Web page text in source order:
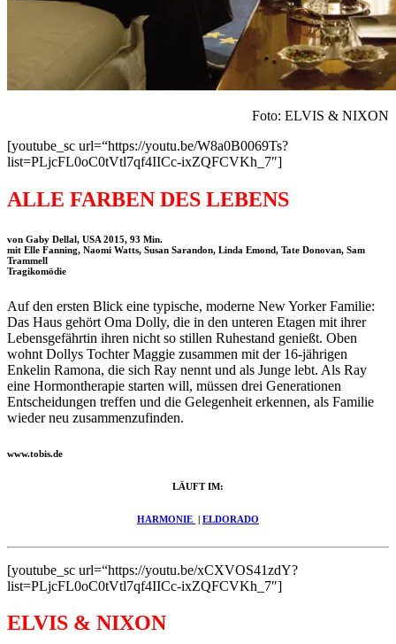
Foto: ELVIS & NIXON
[youtube_sc url=“https://youtu.be/W8a0B0069Ts?
list=PLjcFL0oC0tVtl7qf4IICc-ixZQFCVKh_7″]
ALLE FARBEN DES LEBENS
von Gaby Dellal, USA 2015, 93 Min.
mit Elle Fanning, Naomi Watts, Susan Sarandon, Linda Emond, Tate Donovan, Sam
Trammell
Tragikomödie
Auf den ersten Blick eine typische, moderne New Yorker Familie:
Das Haus gehört Oma Dolly, die in den unteren Etagen mit ihrer
Lebensgefährtin ihren nicht so stillen Ruhestand genießt. Oben
wohnt Dollys Tochter Maggie zusammen mit der 16-jährigen
Enkelin Ramona, die sich Ray nennt und als Junge lebt. Als Ray
eine Hormontherapie starten will, müssen drei Generationen
Entscheidungen treffen und die Gelegenheit erkennen, als Familie
wieder neu zusammenzufinden.
www.tobis.de
LÄUFT IM:
HARMONIE | ELDORADO
[youtube_sc url=“https://youtu.be/xCXVOS41zdY?
list=PLjcFL0oC0tVtl7qf4IICc-ixZQFCVKh_7″]
ELVIS & NIXON